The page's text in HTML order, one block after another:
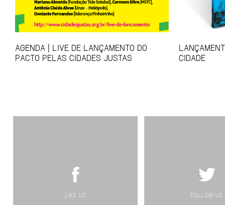
AGENDA | LIVE DE LANÇAMENTO DO
PACTO PELAS CIDADES JUSTAS
CIDADE
LIKE US FOLLOW US